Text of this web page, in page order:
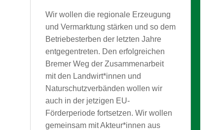
Wir wollen die regionale Erzeugung
und Vermarktung stärken und so dem
Betriebesterben der letzten Jahre
entgegentreten. Den erfolgreichen
Bremer Weg der Zusammenarbeit
mit den Landwirt*innen und
Naturschutzverbänden wollen wir
auch in der jetzigen EU-
Förderperiode fortsetzen. Wir wollen
gemeinsam mit Akteur*innen aus